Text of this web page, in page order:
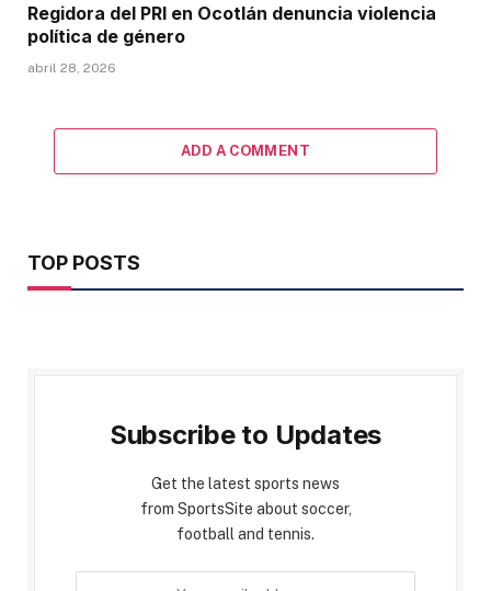
Regidora del PRI en Ocotlán denuncia violencia
política de género
abril 28, 2026
ADD A COMMENT
TOP POSTS
Subscribe to Updates
Get the latest sports news
from SportsSite about soccer,
football and tennis.